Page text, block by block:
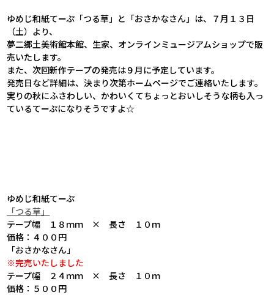
ゆめじ和紙てーぷ「つる草」と「おさかなさん」は、７月１３日
（土）より、
夢二郷土美術館本館、生家、オンラインミュージアムショップで販
売いたします。
また、次回新作テープの発売は９月に予定しています。
発売日など詳細は、決まり次第ホームページでご連絡いたします。
実りの秋にふさわしい、かわいくてちょっとおいしそうな柄も入っ
ているてーぷになりそうですよ☆
ゆめじ和紙てーぷ
「つる草」
テープ幅 １８ｍｍ × 長さ １０ｍ
価格：４００円
「おさかなさん」
※完売いたしました
テープ幅 ２４ｍｍ × 長さ １０ｍ
価格：５００円